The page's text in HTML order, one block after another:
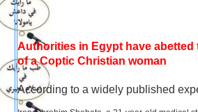
Authorities in Egypt have
of a Coptic Christian woman
According to a widely published